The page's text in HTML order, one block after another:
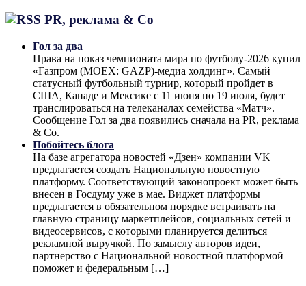
PR, реклама & Co
Гол за два
Права на показ чемпионата мира по футболу-2026 купил
«Газпром (MOEX: GAZP)-медиа холдинг». Самый
статусный футбольный турнир, который пройдет в
США, Канаде и Мексике с 11 июня по 19 июля, будет
транслироваться на телеканалах семейства «Матч».
Сообщение Гол за два появились сначала на PR, реклама
& Co.
Побойтесь блога
На базе агрегатора новостей «Дзен» компании VK
предлагается создать Национальную новостную
платформу. Соответствующий законопроект может быть
внесен в Госдуму уже в мае. Виджет платформы
предлагается в обязательном порядке встраивать на
главную страницу маркетплейсов, социальных сетей и
видеосервисов, с которыми планируется делиться
рекламной выручкой. По замыслу авторов идеи,
партнерство с Национальной новостной платформой
поможет и федеральным […]